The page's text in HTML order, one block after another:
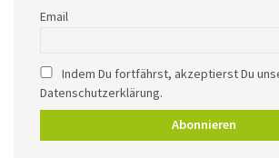
Email
Indem Du fortfährst, akzeptierst Du
Datenschutzerklärung.